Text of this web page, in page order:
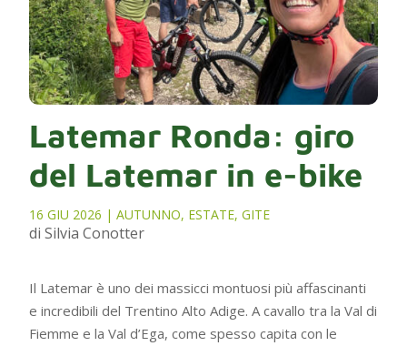
Latemar Ronda: giro
del Latemar in e-bike
16 GIU 2026 |AUTUNNO, ESTATE,GITE
di Silvia Conotter
Il Latemar è uno dei massicci montuosi più affascinanti
e incredibili del Trentino Alto Adige. A cavallo tra la Val di
Fiemme e la Val d’Ega, come spesso capita con le